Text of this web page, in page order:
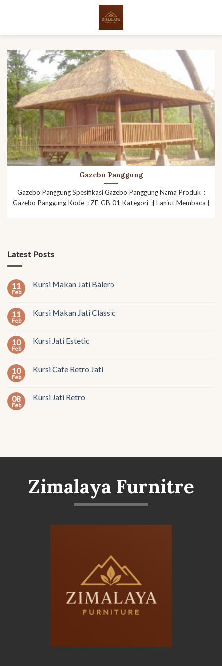
Latest Posts
11
Feb
Kursi Makan Jati Balero
11
Feb
Kursi Makan Jati Classic
10
Feb
Kursi Jati Estetic
10
Feb
Kursi Cafe Retro Jati
08
Feb
Kursi Jati Retro
Gazebo Panggung
Gazebo Panggung Spesifikasi Gazebo Panggung Nama Produk :
Gazebo Panggung Kode : ZF-GB-01 Kategori :[ Lanjut Membaca }
Zimalaya Furnitre